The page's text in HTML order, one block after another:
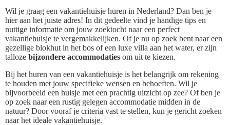
Wil je graag een vakantiehuisje huren in Nederland? Dan ben je
hier aan het juiste adres! In dit gedeelte vind je handige tips en
nuttige informatie om jouw zoektocht naar een perfect
vakantiehuisje te vergemakkelijken. Of je nu op zoek bent naar een
gezellige blokhut in het bos of een luxe villa aan het water, er zijn
talloze bijzondere accommodaties om uit te kiezen.
Bij het huren van een vakantiehuisje is het belangrijk om rekening
te houden met jouw specifieke wensen en behoeften. Wil je
bijvoorbeeld een huisje met een prachtig uitzicht op zee? Of ben je
op zoek naar een rustig gelegen accommodatie midden in de
natuur? Door vooraf je criteria vast te stellen, kun je gericht zoeken
naar het ideale vakantiehuisje.